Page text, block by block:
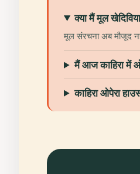
क्या मैं मूल
मूल संरचना अब मौजूद
मैं आज काहिरा में
काहिरा ओपेरा